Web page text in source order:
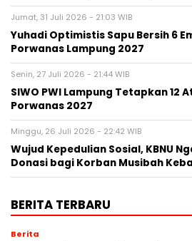
Jumat, 31 Juli 2026 - 21:03 WIB
Yuhadi Optimistis Sapu Bersih 6
Porwanas Lampung 2027
Senin, 27 Juli 2026 - 21:44 WIB
SIWO PWI Lampung Tetapkan 12
Porwanas 2027
Minggu, 26 Juli 2026 - 22:42 WIB
Wujud Kepedulian Sosial, KBNU
Donasi bagi Korban Musibah
BERITA TERBARU
Berita